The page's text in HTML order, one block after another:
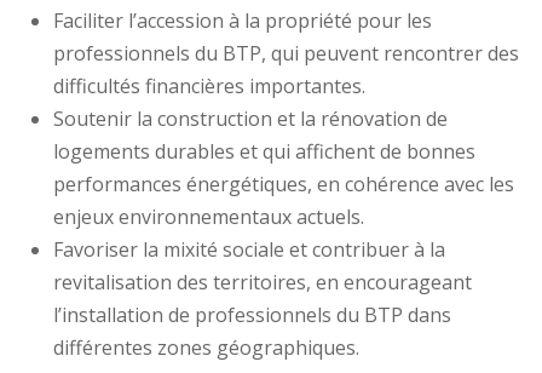
Faciliter l’accession à la propriété pour les
professionnels du BTP, qui peuvent rencontrer des
difficultés financières importantes.
Soutenir la construction et la rénovation de
logements durables et qui affichent de bonnes
performances énergétiques, en cohérence avec les
enjeux environnementaux actuels.
Favoriser la mixité sociale et contribuer à la
revitalisation des territoires, en encourageant
l’installation de professionnels du BTP dans
différentes zones géographiques.